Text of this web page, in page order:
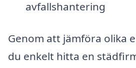
avfallshantering
Genom att jämföra olika
du enkelt hitta en